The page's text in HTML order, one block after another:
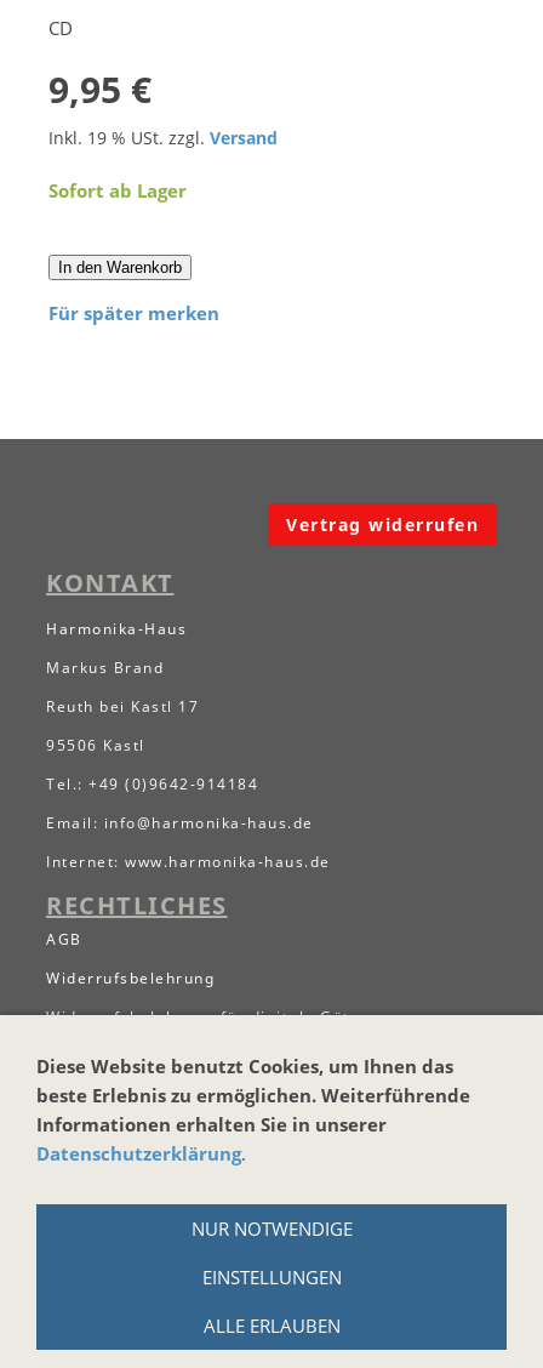
CD
9,95 €
Inkl. 19 % USt. zzgl. Versand
Sofort ab Lager
In den Warenkorb
Für später merken
Vertrag widerrufen
KONTAKT
Harmonika-Haus
Markus Brand
Reuth bei Kastl 17
95506 Kastl
Tel.: +49 (0)9642-914184
Email: info@harmonika-haus.de
Internet: www.harmonika-haus.de
RECHTLICHES
AGB
Widerrufsbelehrung
Widerrufsbelehrung für digitale Güter
Datenschutzerklärung
Zahlungs- und Versandbedingungen
Hinweise zur Batterieentsorgung
Impressum
Newsletter anmelgen
Diese Website benutzt Cookies, um Ihnen das
beste Erlebnis zu ermöglichen. Weiterführende
Informationen erhalten Sie in unserer
Datenschutzerklärung.
NUR NOTWENDIGE
EINSTELLUNGEN
ALLE ERLAUBEN